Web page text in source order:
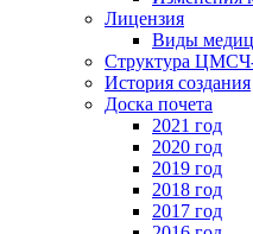
Лицензия
Виды
Структура
История создания
Доска почета
2021 год
2020 год
2019 год
2018 год
2017 год